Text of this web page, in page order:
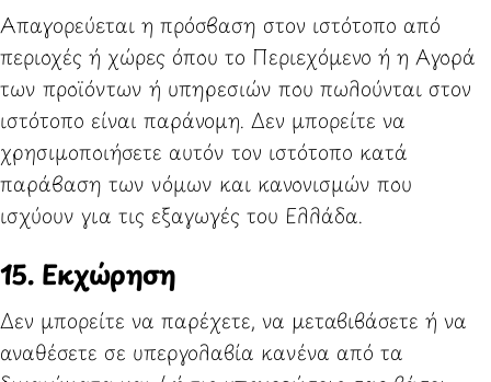
Απαγορεύεται η πρόσβαση στον ιστότοπο από
περιοχές ή χώρες όπου το Περιεχόμενο ή η Αγορά
των προϊόντων ή υπηρεσιών που πωλούνται στον
ιστότοπο είναι παράνομη. Δεν μπορείτε να
χρησιμοποιήσετε αυτόν τον ιστότοπο κατά
παράβαση των νόμων και κανονισμών που
ισχύουν για τις εξαγωγές του Ελλάδα.
15. Εκχώρηση
Δεν μπορείτε να παρέχετε, να μεταβιβάσετε ή να
αναθέσετε σε υπεργολαβία κανένα από τα